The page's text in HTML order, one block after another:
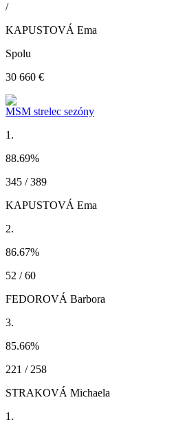
/
KAPUSTOVÁ Ema
Spolu
30 660 €
MSM strelec sezóny
1.
88.69%
345 / 389
KAPUSTOVÁ Ema
2.
86.67%
52 / 60
FEDOROVÁ Barbora
3.
85.66%
221 / 258
STRAKOVÁ Michaela
1.